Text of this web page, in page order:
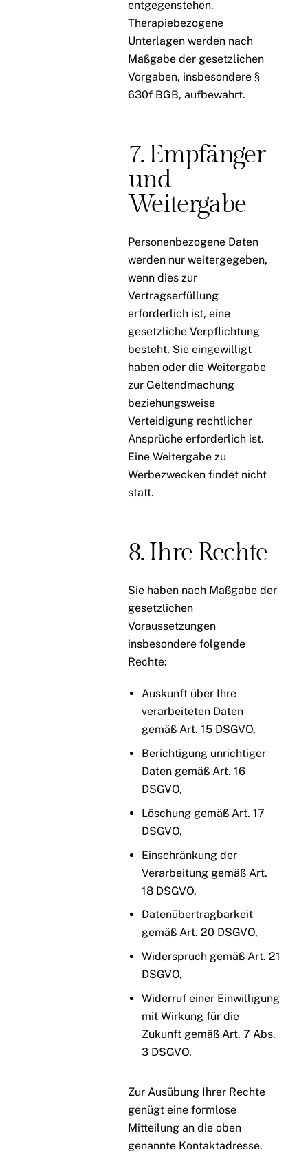
entgegenstehen.
Therapiebezogene
Unterlagen werden nach
Maßgabe der gesetzlichen
Vorgaben, insbesondere §
630f BGB, aufbewahrt.
7. Empfänger
und
Weitergabe
Personenbezogene Daten
werden nur weitergegeben,
wenn dies zur
Vertragserfüllung
erforderlich ist, eine
gesetzliche Verpflichtung
besteht, Sie eingewilligt
haben oder die Weitergabe
zur Geltendmachung
beziehungsweise
Verteidigung rechtlicher
Ansprüche erforderlich ist.
Eine Weitergabe zu
Werbezwecken findet nicht
statt.
8. Ihre Rechte
Sie haben nach Maßgabe der
gesetzlichen
Voraussetzungen
insbesondere folgende
Rechte:
Auskunft über Ihre
verarbeiteten Daten
gemäß Art. 15 DSGVO,
Berichtigung unrichtiger
Daten gemäß Art. 16
DSGVO,
Löschung gemäß Art. 17
DSGVO,
Einschränkung der
Verarbeitung gemäß Art.
18 DSGVO,
Datenübertragbarkeit
gemäß Art. 20 DSGVO,
Widerspruch gemäß Art. 21
DSGVO,
Widerruf einer Einwilligung
mit Wirkung für die
Zukunft gemäß Art. 7 Abs.
3 DSGVO.
Zur Ausübung Ihrer Rechte
genügt eine formlose
Mitteilung an die oben
genannte Kontaktadresse.